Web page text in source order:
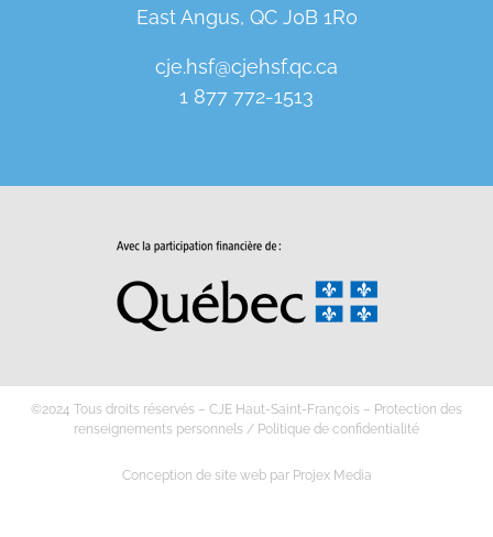
East Angus, QC J0B 1R0
cje.hsf@cjehsf.qc.ca
1 877 772-1513
©2024 Tous droits réservés – CJE Haut-Saint-François – Protection des
renseignements personnels / Politique de confidentialité
Conception de site webpar Projex Media